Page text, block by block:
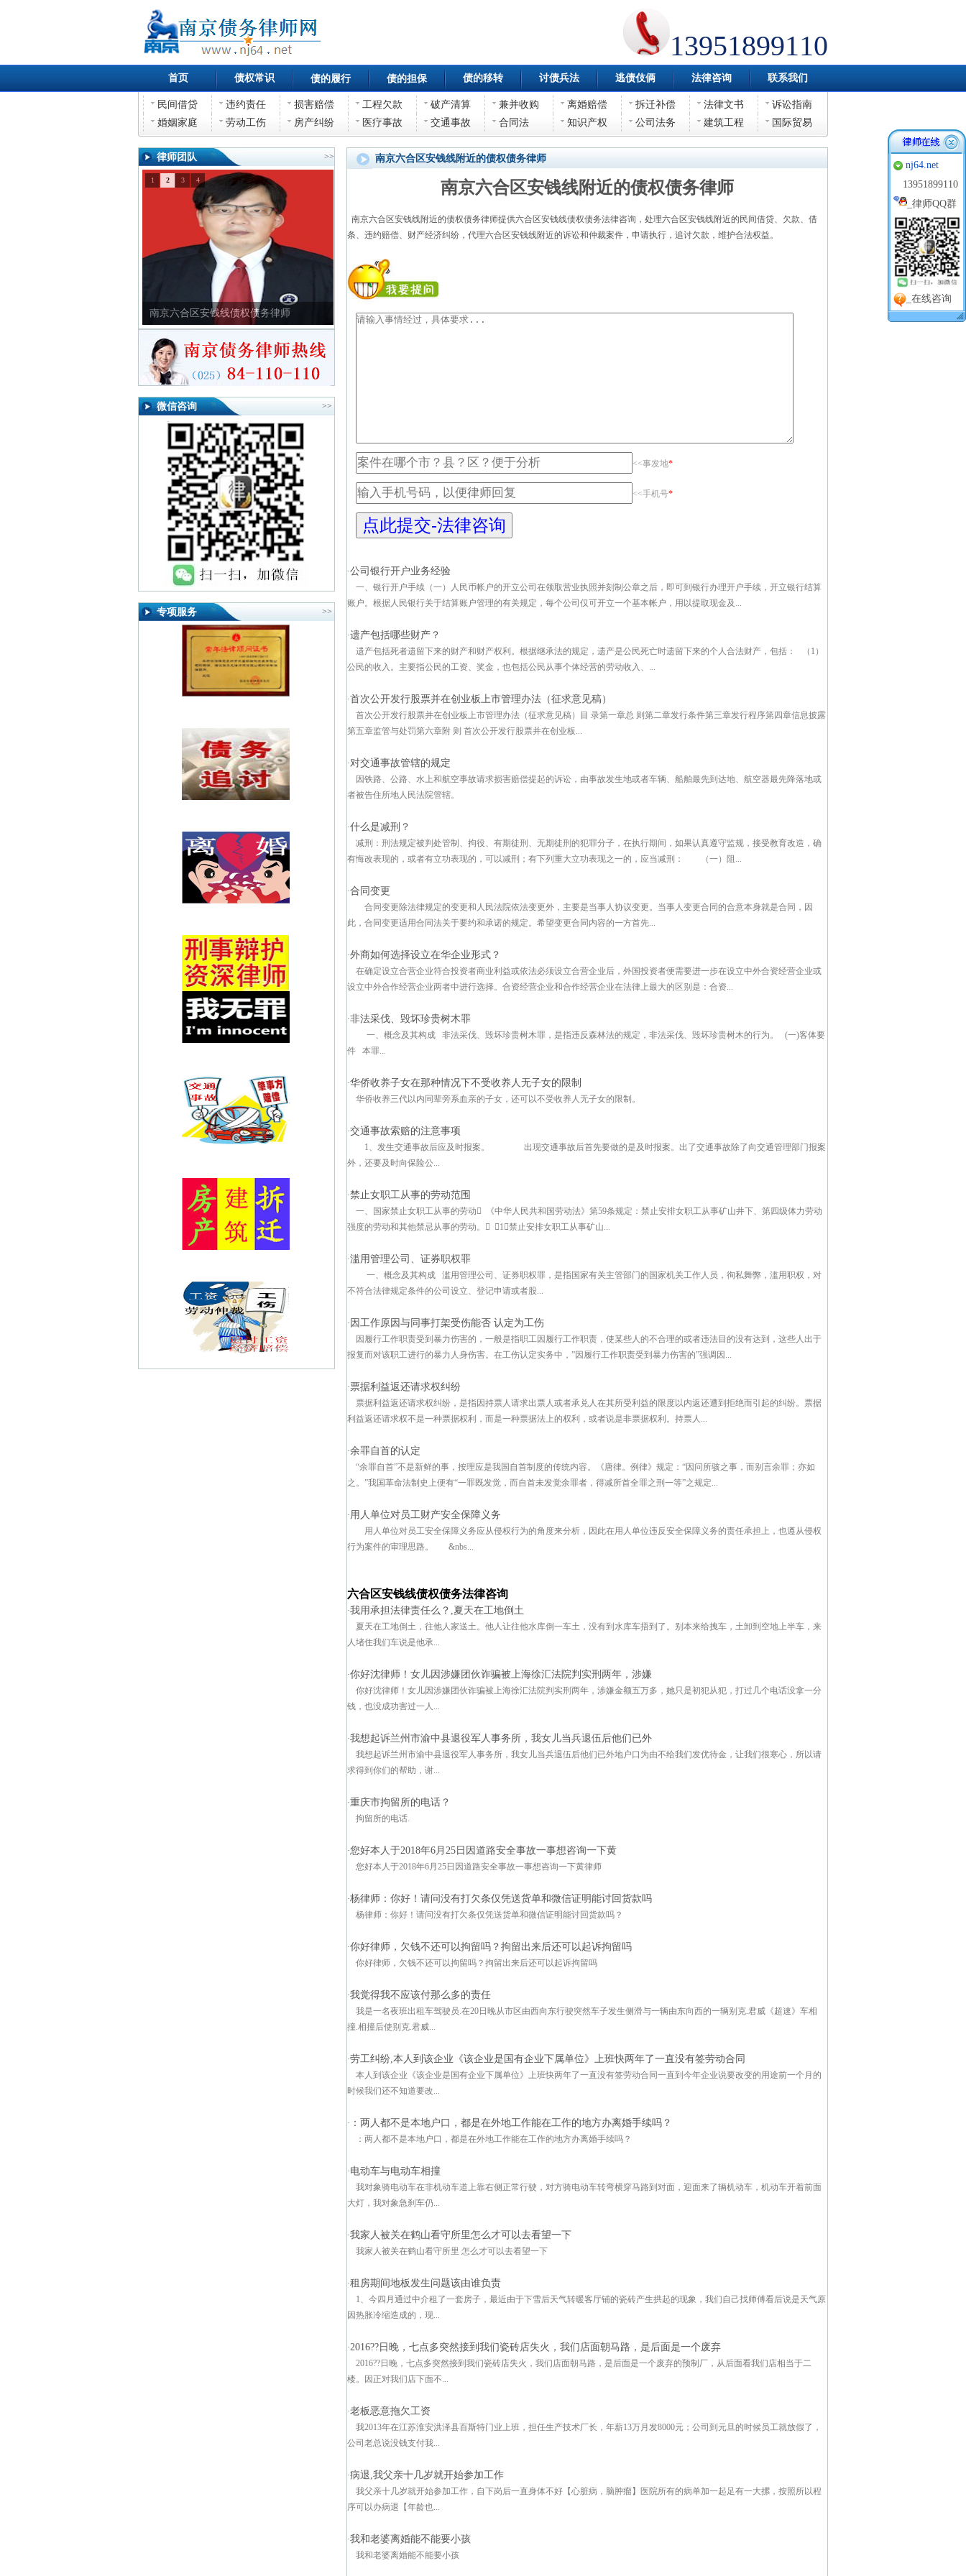
13951899110
首页 债权常识 债的履行 债的担保 债的移转 讨债兵法 逃债伎俩 法律咨询 联系我们
民间借贷 违约责任 损害赔偿 工程欠款 破产清算 兼并收购 离婚赔偿 拆迁补偿 法律文书
诉讼指南
婚姻家庭
劳动工伤 房产纠纷 医疗事故 交通事故 合同法 知识产权 公司法务 建筑工程 国际贸易
律师团队 >>
南京六合区安钱线债务律师
1 2 3 4
微信咨询 >>
专项服务 >>
南京六合区安钱线附近的债权债务律师
南京六合区安钱线附近的债权债务律师
南京六合区安钱线附近的债权债务律师提供六合区安钱线债权债务法律咨询，处理六合区安钱线附近的民间借贷、欠款、借
条、违约赔偿、财产经济纠纷，代理六合区安钱线附近的诉讼和仲裁案件，申请执行，追讨欠款，维护合法权益。
<<事发地*
<<手机号*
·公司银行开户业务经验
一、银行开户手续（一）人民币帐户的开立公司在领取营业执照并刻制公章之后，即可到银行办理开户手续，开立银行结算
账户。根据人民银行关于结算账户管理的有关规定，每个公司仅可开立一个基本帐户，用以提取现金及...
·遗产包括哪些财产？
遗产包括死者遗留下来的财产和财产权利。根据继承法的规定，遗产是公民死亡时遗留下来的个人合法财产，包括： （1）
公民的收入。主要指公民的工资、奖金，也包括公民从事个体经营的劳动收入、...
·首次公开发行股票并在创业板上市管理办法（征求意见稿）
首次公开发行股票并在创业板上市管理办法（征求意见稿）目 录第一章总 则第二章发行条件第三章发行程序第四章信息披露
第五章监管与处罚第六章附 则 首次公开发行股票并在创业板...
·对交通事故管辖的规定
因铁路、公路、水上和航空事故请求损害赔偿提起的诉讼，由事故发生地或者车辆、船舶最先到达地、航空器最先降落地或
者被告住所地人民法院管辖。
·什么是减刑？
减刑：刑法规定被判处管制、拘役、有期徒刑、无期徒刑的犯罪分子，在执行期间，如果认真遵守监规，接受教育改造，确
有悔改表现的，或者有立功表现的，可以减刑；有下列重大立功表现之一的，应当减刑： （一）阻...
·合同变更
合同变更除法律规定的变更和人民法院依法变更外，主要是当事人协议变更。当事人变更合同的合意本身就是合同，因
此，合同变更适用合同法关于要约和承诺的规定。希望变更合同内容的一方首先...
·外商如何选择设立在华企业形式？
在确定设立合营企业符合投资者商业利益或依法必须设立合营企业后，外国投资者便需要进一步在设立中外合资经营企业或
设立中外合作经营企业两者中进行选择。合资经营企业和合作经营企业在法律上最大的区别是：合资...
·非法采伐、毁坏珍贵树木罪
一、概念及其构成 非法采伐、毁坏珍贵树木罪，是指违反森林法的规定，非法采伐、毁坏珍贵树木的行为。 (一)客体要
件 本罪...
·华侨收养子女在那种情况下不受收养人无子女的限制
华侨收养三代以内同辈旁系血亲的子女，还可以不受收养人无子女的限制。
·交通事故索赔的注意事项
1、发生交通事故后应及时报案。 出现交通事故后首先要做的是及时报案。出了交通事故除了向交通管理部门报案
外，还要及时向保险公...
·禁止女职工从事的劳动范围
一、国家禁止女职工从事的劳动 《中华人民共和国劳动法》第59条规定：禁止安排女职工从事矿山井下、第四级体力劳动
强度的劳动和其他禁忌从事的劳动。 （1）禁止安排女职工从事矿山...
·滥用管理公司、证券职权罪
一、概念及其构成 滥用管理公司、证券职权罪，是指国家有关主管部门的国家机关工作人员，徇私舞弊，滥用职权，对
不符合法律规定条件的公司设立、登记申请或者股...
· 因工作原因与同事打架受伤能否 认定为工伤
因履行工作职责受到暴力伤害的，一般是指职工因履行工作职责，使某些人的不合理的或者违法目的没有达到，这些人出于
报复而对该职工进行的暴力人身伤害。在工伤认定实务中，”因履行工作职责受到暴力伤害的”强调因...
·票据利益返还请求权纠纷
票据利益返还请求权纠纷，是指因持票人请求出票人或者承兑人在其所受利益的限度以内返还遭到拒绝而引起的纠纷。票据
利益返还请求权不是一种票据权利，而是一种票据法上的权利，或者说是非票据权利。持票人...
·余罪自首的认定
“余罪自首”不是新鲜的事，按理应是我国自首制度的传统内容。《唐律。例律》规定：“因问所骇之事，而别言余罪；亦如
之。”我国革命法制史上便有“一罪既发觉，而自首未发觉余罪者，得减所首全罪之刑一等”之规定...
· 用人单位对员工财产安全保障义务
用人单位对员工安全保障义务应从侵权行为的角度来分析，因此在用人单位违反安全保障义务的责任承担上，也遵从侵权
行为案件的审理思路。 &nbs...
六合区安钱线债权债务法律咨询
·我用承担法律责任么？,夏天在工地倒土
夏天在工地倒土，往他人家送土。他人让往他水库倒一车土，没有到水库车捂到了。别本来给拽车，土卸到空地上半车，来
人堵住我们车说是他承...
·你好沈律师！女儿因涉嫌团伙诈骗被上海徐汇法院判实刑两年，涉嫌
你好沈律师！女儿因涉嫌团伙诈骗被上海徐汇法院判实刑两年，涉嫌金额五万多，她只是初犯从犯，打过几个电话没拿一分
钱，也没成功害过一人...
·我想起诉兰州市渝中县退役军人事务所，我女儿当兵退伍后他们已外
我想起诉兰州市渝中县退役军人事务所，我女儿当兵退伍后他们已外地户口为由不给我们发优待金，让我们很寒心，所以请
求得到你们的帮助，谢...
·重庆市拘留所的电话？
拘留所的电话.
·您好本人于2018年6月25日因道路安全事故一事想咨询一下黄
您好本人于2018年6月25日因道路安全事故一事想咨询一下黄律师
·杨律师：你好！请问没有打欠条仅凭送货单和微信证明能讨回货款吗
杨律师：你好！请问没有打欠条仅凭送货单和微信证明能讨回货款吗？
·你好律师，欠钱不还可以拘留吗？拘留出来后还可以起诉拘留吗
你好律师，欠钱不还可以拘留吗？拘留出来后还可以起诉拘留吗
·我觉得我不应该付那么多的责任
我是一名夜班出租车驾驶员.在20日晚从市区由西向东行驶突然车子发生侧滑与一辆由东向西的一辆别克.君威《超速》车相
撞.相撞后使别克.君威...
·劳工纠纷,本人到该企业《该企业是国有企业下属单位》上班快两年了一直没有签劳动合同
本人到该企业《该企业是国有企业下属单位》上班快两年了一直没有签劳动合同一直到今年企业说要改变的用途前一个月的
时候我们还不知道要改...
· ：两人都不是本地户口，都是在外地工作能在工作的地方办离婚手续吗？
：两人都不是本地户口，都是在外地工作能在工作的地方办离婚手续吗？
·电动车与电动车相撞
我对象骑电动车在非机动车道上靠右侧正常行驶，对方骑电动车转弯横穿马路到对面，迎面来了辆机动车，机动车开着前面
大灯，我对象急刹车仍...
·我家人被关在鹤山看守所里怎么才可以去看望一下
我家人被关在鹤山看守所里 怎么才可以去看望一下
·租房期间地板发生问题该由谁负责
1、今四月通过中介租了一套房子，最近由于下雪后天气转暖客厅铺的瓷砖产生拱起的现象，我们自己找师傅看后说是天气原
因热胀冷缩造成的，现...
·2016??日晚，七点多突然接到我们瓷砖店失火，我们店面朝马路，是后面是一个废弃
2016??日晚，七点多突然接到我们瓷砖店失火，我们店面朝马路，是后面是一个废弃的预制厂，从后面看我们店相当于二
楼。因正对我们店下面不...
·老板恶意拖欠工资
我2013年在江苏淮安洪泽县百斯特门业上班，担任生产技术厂长，年薪13万月发8000元；公司到元旦的时候员工就放假了，
公司老总说没钱支付我...
·病退,我父亲十几岁就开始参加工作
我父亲十几岁就开始参加工作，自下岗后一直身体不好【心脏病，脑肿瘤】医院所有的病单加一起足有一大摞，按照所以程
序可以办病退【年龄也...
·我和老婆离婚能不能要小孩
我和老婆离婚能不能要小孩
nj64.net
13951899110
_ 律师QQ群
_在线咨询